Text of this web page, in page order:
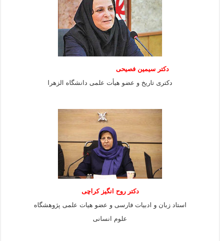
دکتر سیمین فصیحی
دکتری تاریخ و عضو هیأت علمی دانشگاه الزهرا
دکتر روح انگیز کراچی
استاد زبان و ادبیات فارسی و عضو هیات علمی پژوهشگاه
علوم انسانی